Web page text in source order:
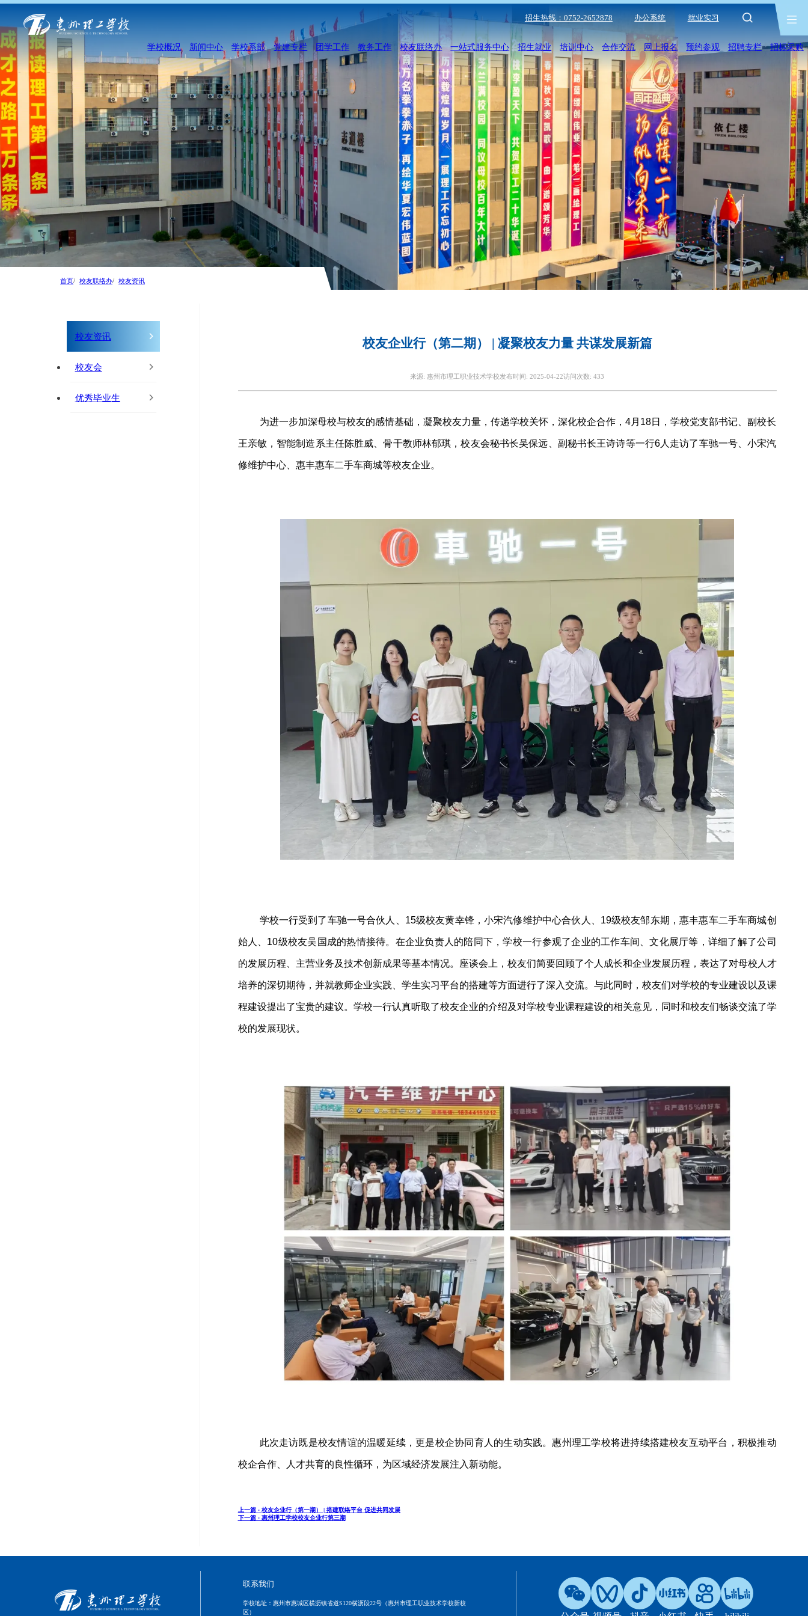
招生热线：0752-2652878 办公系统 就业实习
学校概况 新闻中心 学校系部 党建专栏 团学工作 教务工作 校友联络办 一站式服务中心 招生就业 培训中心 合作交流 网上报名 预约参观 招聘专栏 招标采购
首页 校友联络办 校友资讯
校友资讯
校友会
优秀毕业生
校友企业行（第二期） | 凝聚校友力量 共谋发展新篇
来源: 惠州市理工职业技术学校发布时间: 2025-04-22访问次数: 433
为进一步加深母校与校友的感情基础，凝聚校友力量，传递学校关怀，深化校企合作，4月18日，学校党支部书记、副校长
王亲敏，智能制造系主任陈胜威、骨干教师林郁琪，校友会秘书长吴保远、副秘书长王诗诗等一行6人走访了车驰一号、小宋汽
修维护中心、惠丰惠车二手车商城等校友企业。
学校一行受到了车驰一号合伙人、15级校友黄幸锋，小宋汽修维护中心合伙人、19级校友邹东期，惠丰惠车二手车商城创
始人、10级校友吴国成的热情接待。在企业负责人的陪同下，学校一行参观了企业的工作车间、文化展厅等，详细了解了公司
的发展历程、主营业务及技术创新成果等基本情况。座谈会上，校友们简要回顾了个人成长和企业发展历程，表达了对母校人才
培养的深切期待，并就教师企业实践、学生实习平台的搭建等方面进行了深入交流。与此同时，校友们对学校的专业建设以及课
程建设提出了宝贵的建议。学校一行认真听取了校友企业的介绍及对学校专业课程建设的相关意见，同时和校友们畅谈交流了学
校的发展现状。
此次走访既是校友情谊的温暖延续，更是校企协同育人的生动实践。惠州理工学校将进持续搭建校友互动平台，积极推动
校企合作、人才共育的良性循环，为区域经济发展注入新动能。
上一篇 · 校友企业行（第一期） | 搭建联络平台 促进共同发展
下一篇 · 惠州理工学校校友企业行第三期
联系我们
学校地址：惠州市惠城区横沥镇省道S120横沥段22号（惠州市理工职业技术学校新校
区）